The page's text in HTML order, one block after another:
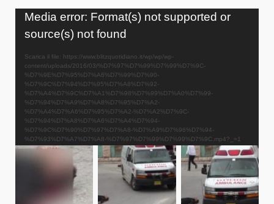
Video
Player
Media error: Format(s) not supported or
source(s) not found
Scarica il file: https://www.blitzquotidiano.it/wp/wp/wp-
content/uploads/2016/03/%D7%97%D7%99%D7%99%D7%9C-
%D7%9E%D7%95%D7%A6%D7%99%D7%90-
%D7%9C%D7%94%D7%95%D7%A8%D7%92-
%D7%A4%D7%9C%D7%A1%D7%98%D7%99%D7%A0%D7%99-
%D7%94%D7%A9%D7%A8%D7%95%D7%A2-
%D7%A4%D7%A6%D7%95%D7%A2-%D7%A2%D7%9C-
%D7%94%D7%A8%D7%A6%D7%A4%D7%94-
%D7%9C%D7%90%D7%97%D7%A8-%D7%A9%D7%96%D7%94-
%D7%93%D7%A7%D7%A8-%D7%97%D7%99%D7%99%D7%9C.mp4?_=1